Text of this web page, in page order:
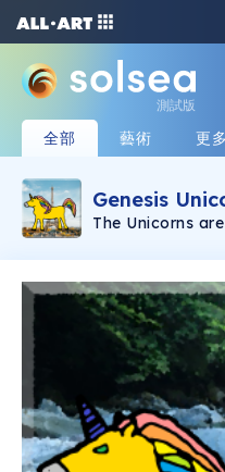
測試版
全部 藝術 更多
Genesis
The Unicorns
are the first of 3
kid friendly
Solana
https://